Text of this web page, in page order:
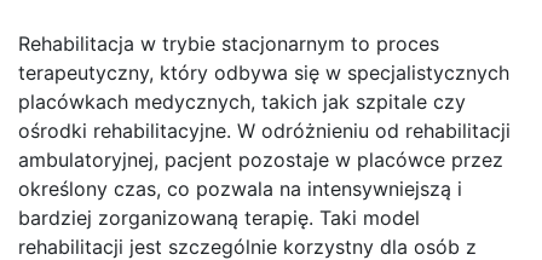
Rehabilitacja w trybie stacjonarnym to proces
terapeutyczny, który odbywa się w specjalistycznych
placówkach medycznych, takich jak szpitale czy
ośrodki rehabilitacyjne. W odróżnieniu od rehabilitacji
ambulatoryjnej, pacjent pozostaje w placówce przez
określony czas, co pozwala na intensywniejszą i
bardziej zorganizowaną terapię. Taki model
rehabilitacji jest szczególnie korzystny dla osób z